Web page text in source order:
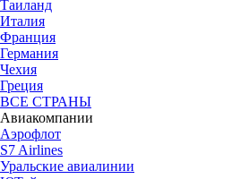
Таиланд
Италия
Франция
Германия
Чехия
Греция
ВСЕ СТРАНЫ
Авиакомпании
Аэрофлот
S7 Airlines
Уральские авиалинии